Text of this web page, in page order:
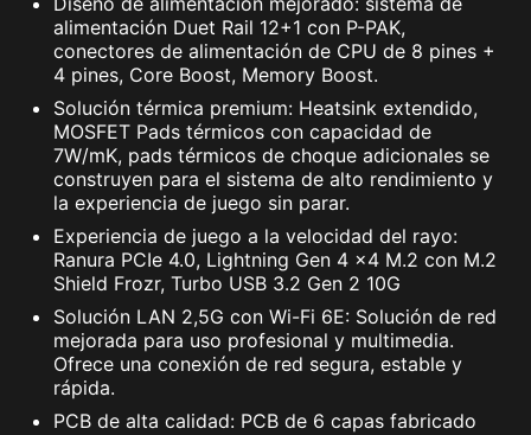
alimentación Duet Rail 12+1 con P-PAK,
conectores de alimentación de CPU de 8 pines +
4 pines, Core Boost, Memory Boost.
Solución térmica premium: Heatsink extendido,
MOSFET Pads térmicos con capacidad de
7W/mK, pads térmicos de choque adicionales se
construyen para el sistema de alto rendimiento y
la experiencia de juego sin parar.
Experiencia de juego a la velocidad del rayo:
Ranura PCIe 4.0, Lightning Gen 4 x4 M.2 con M.2
Shield Frozr, Turbo USB 3.2 Gen 2 10G
Solución LAN 2,5G con Wi-Fi 6E: Solución de red
mejorada para uso profesional y multimedia.
Ofrece una conexión de red segura, estable y
rápida.
PCB de alta calidad: PCB de 6 capas fabricado